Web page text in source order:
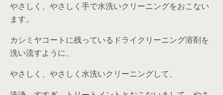
やさしく、やさしく手で水洗いクリーニングをおこない
ます。
カシミヤコートに残っているドライクリーニング溶剤を
洗い流すように、
やさしく、やさしく水洗いクリーニングして、